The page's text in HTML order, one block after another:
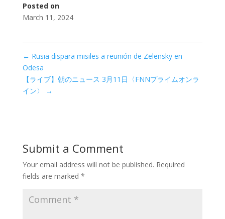
Posted on
March 11, 2024
← Rusia dispara misiles a reunión de Zelensky en
Odesa
【ライブ】朝のニュース 3月11日〈FNNプライムオンラ
イン〉
→
Submit a Comment
Your email address will not be published. Required
fields are marked *